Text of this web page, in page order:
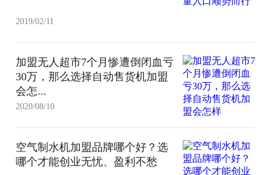
2019/02/11
加盟无人超市7个月惨遭倒闭血亏
30万，那么选择自动售货机加盟
会怎...
2020/08/10
空气制水机加盟品牌哪个好？选
哪个才能创业无忧、盈利不愁